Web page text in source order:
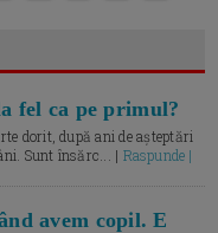
fel ca pe primul?
dorit, după ani de așteptări
Sunt însărc... | Raspunde |
avem copil. E